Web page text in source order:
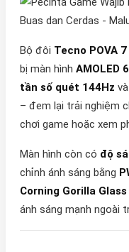
Bộ đôi Tecno POVA 7
bị màn hình AMOLED
tần số quét 144Hz và
– đem lại trải nghiệm
chơi game hoặc xem
Màn hình còn có độ
chỉnh ánh sáng bằng
Corning Gorilla Glass
ánh sáng mạnh ngoài